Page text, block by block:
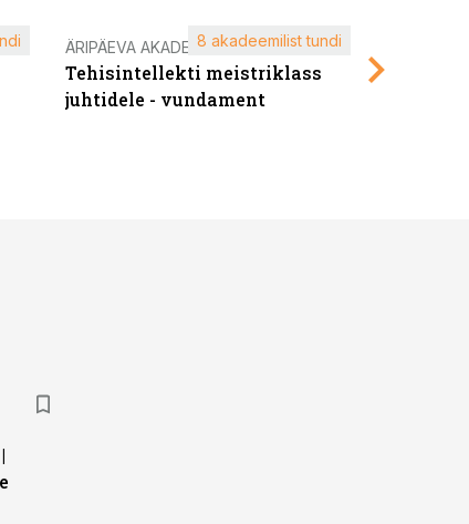
ÄRIPÄEVA AKADEEMIA
Tehisintellekti meistriklass
juhtidele - vundament
8 akadeemilist tundi